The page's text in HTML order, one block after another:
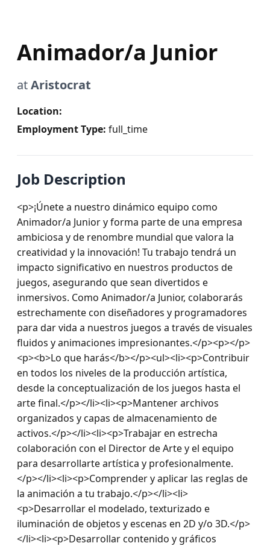
Animador/a Junior
atAristocrat
Location:
Employment Type: full_time
Job Description
<p>¡Únete a nuestro dinámico equipo como
Animador/a Junior y forma parte de una empresa
ambiciosa y de renombre mundial que valora la
creatividad y la innovación! Tu trabajo tendrá un
impacto significativo en nuestros productos de
juegos, asegurando que sean divertidos e
inmersivos. Como Animador/a Junior, colaborarás
estrechamente con diseñadores y programadores
para dar vida a nuestros juegos a través de visuales
fluidos y animaciones impresionantes.</p><p></p>
<p><b>Lo que harás</b></p><ul><li><p>Contribuir
en todos los niveles de la producción artística,
desde la conceptualización de los juegos hasta el
arte final.</p></li><li><p>Mantener archivos
organizados y capas de almacenamiento de
activos.</p></li><li><p>Trabajar en estrecha
colaboración con el Director de Arte y el equipo
para desarrollarte artística y profesionalmente.
</p></li><li><p>Comprender y aplicar las reglas de
la animación a tu trabajo.</p></li><li>
<p>Desarrollar el modelado, texturizado e
iluminación de objetos y escenas en 2D y/o 3D.</p>
</li><li><p>Desarrollar contenido y gráficos